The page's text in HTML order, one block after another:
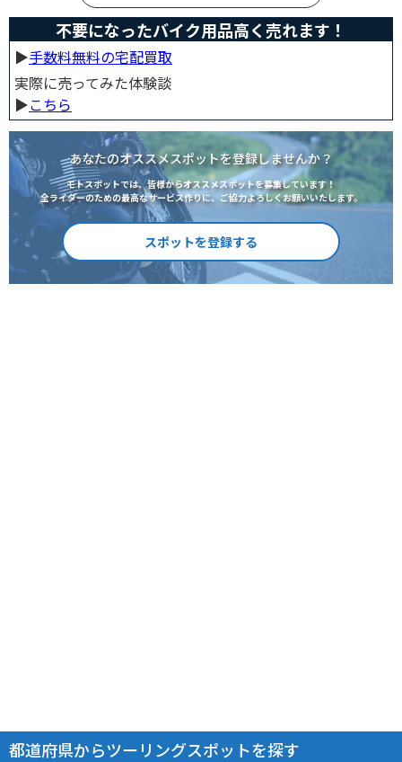
不要になったバイク用品高く売れます！
▶︎手数料無料の宅配買取
実際に売ってみた体験談
▶︎こちら
あなたのオススメスポットを登録しませんか？
モトスポットでは、皆様からオススメスポットを募集しています！
全ライダーのための最高なサービス作りに、ご協力よろしくお願いいたします。
スポットを登録する
都道府県からツーリングスポットを探す